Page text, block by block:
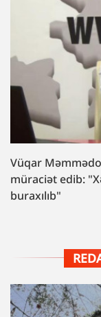
Vüqar
müraciət edib:
buraxılıb"